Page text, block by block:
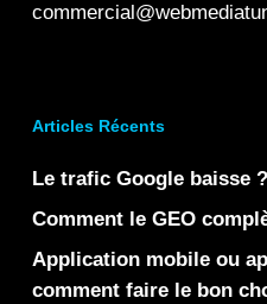
Articles Récents
Le trafic Google baisse
Comment le GEO
Application mobile ou
comment faire le bon